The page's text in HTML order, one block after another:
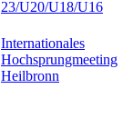
23/U20/U18/U16
Internationales
Hochsprungmeeting
Heilbronn